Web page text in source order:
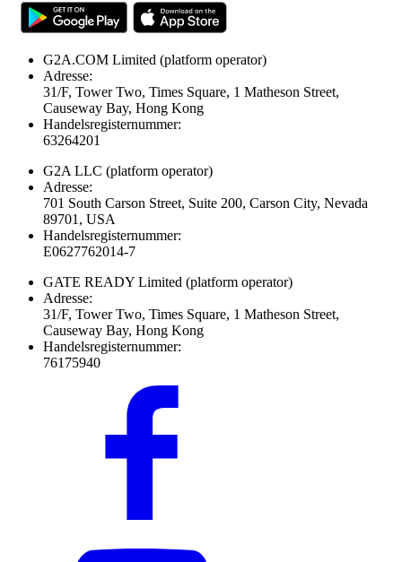
G2A.COM Limited (platform operator)
Adresse:
31/F, Tower Two, Times Square, 1 Matheson Street,
Causeway Bay, Hong Kong
Handelsregisternummer:
63264201
G2A LLC (platform operator)
Adresse:
701 South Carson Street, Suite 200, Carson City, Nevada
89701, USA
Handelsregisternummer:
E0627762014-7
GATE READY Limited (platform operator)
Adresse:
31/F, Tower Two, Times Square, 1 Matheson Street,
Causeway Bay, Hong Kong
Handelsregisternummer:
76175940